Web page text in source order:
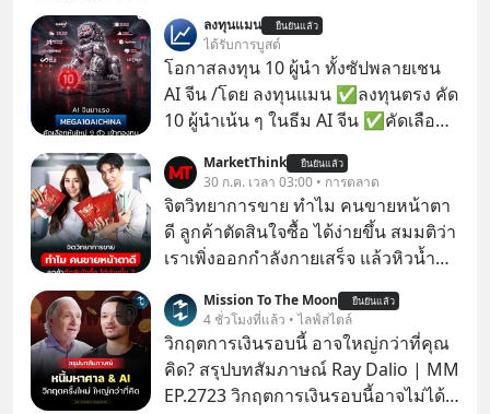
เก่าที่เขาเคยทำไว้ ตอนยังอยู่บริษัท
เดียวกัน
ลงทุนแมน ยืนยันแล้ว
ได้รับการบูสต์
โอกาสลงทุน 10 ผู้นำ ทั้งซัปพลายเชน
AI จีน /โดย ลงทุนแมน ✅ลงทุนตรง คัด
10 ผู้นำเน้น ๆ ในธีม AI จีน ✅คัดเลือก
เจ้าของผู้นำ AI จีน ตั้งแต่โรงงานผลิตชิป
หน่วยความจำ โมเดล AI ยันหุ่นยนต์
✅ได้การรับยกเว้นภาษี Capital Gain
ตามกฎหมายภาษีของประเทศไทย
MarketThink ยืนยันแล้ว
30 ก.ค. เวลา 03:00 • การตลาด
จิตวิทยาการขาย ทำไม คนขายหน้าตา
ดี ลูกค้าตัดสินใจซื้อ ได้ง่ายขึ้น สมมติว่า
เราเพิ่งออกกำลังกายเสร็จ แล้วหิวน้ำ
ขายของเหมือนกันทุกอย่าง
Mission To The Moon ยืนยันแล้ว
4 ชั่วโมงที่แล้ว • ไลฟ์สไตล์
วิกฤตการเงินรอบนี้ อาจใหญ่กว่าที่คุณ
คิด? สรุปบทสัมภาษณ์ Ray Dalio | MM
EP.2723 วิกฤตการเงินรอบนี้อาจไม่ได้